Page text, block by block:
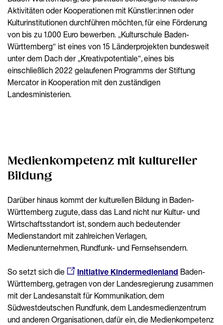
Aktivitäten oder Kooperationen mit Künstler:innen oder
Kulturinstitutionen durchführen möchten, für eine Förderung
von bis zu 1.000 Euro bewerben. „Kulturschule Baden-
Württemberg“ ist eines von 15 Länderprojekten bundesweit
unter dem Dach der „Kreativpotentiale“, eines bis
einschließlich 2022 gelaufenen Programms der Stiftung
Mercator in Kooperation mit den zuständigen
Landesministerien.
Medienkompetenz mit kultureller
Bildung
Darüber hinaus kommt der kulturellen Bildung in Baden-
Württemberg zugute, dass das Land nicht nur Kultur- und
Wirtschaftsstandort ist, sondern auch bedeutender
Medienstandort mit zahlreichen Verlagen,
Medienunternehmen, Rundfunk- und Fernsehsendern.
So setzt sich die Initiative Kindermedienland Baden-
Württemberg, getragen von der Landesregierung zusammen
mit der Landesanstalt für Kommunikation, dem
Südwestdeutschen Rundfunk, dem Landesmedienzentrum
und anderen Organisationen, dafür ein, die Medienkompetenz